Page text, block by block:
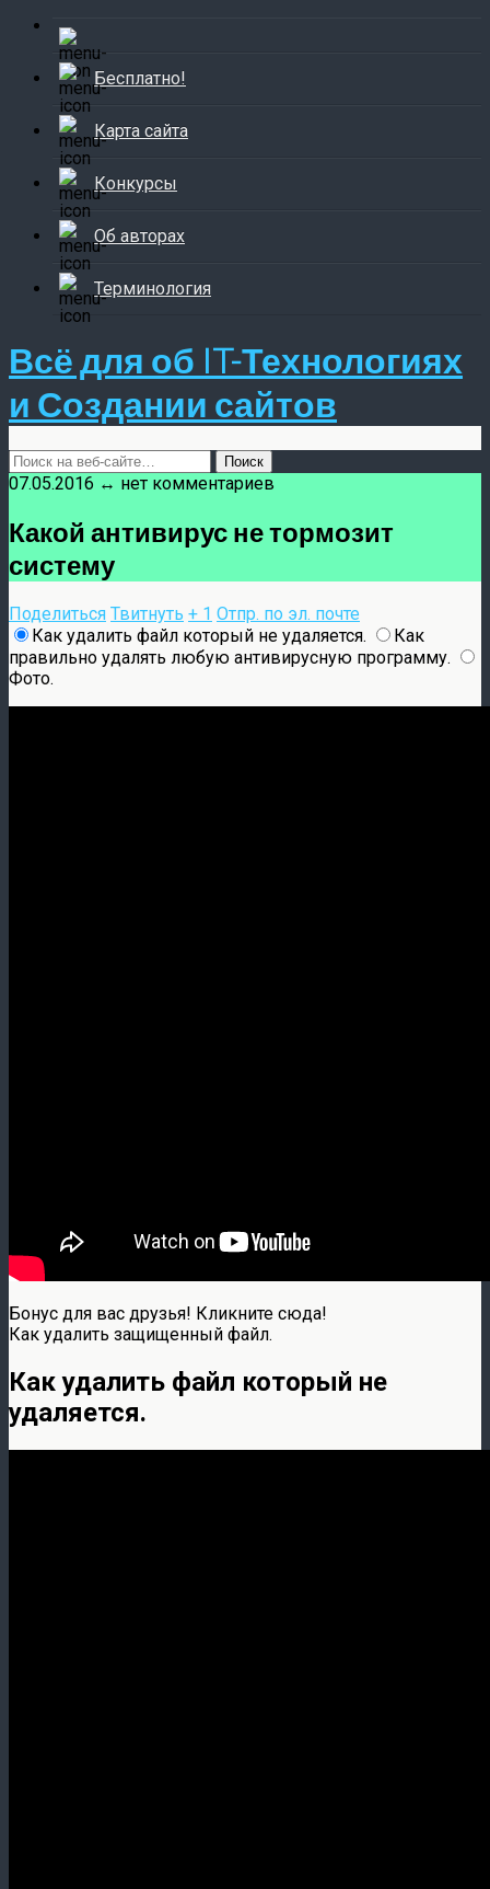
Бесплатно!
Карта сайта
Конкурсы
Об авторах
Терминология
Всё для об IT-Технологиях
и Создании сайтов
07.05.2016 ↔ нет комментариев
Какой антивирус не тормозит
систему
Поделиться Твитнуть + 1 Отпр. по эл. почте
Как удалить файл который не удаляется.
Как
правильно удалять любую антивирусную программу.
Фото.
Бонус для вас друзья! Кликните сюда!
Как удалить защищенный файл.
Как удалить файл который не
удаляется.